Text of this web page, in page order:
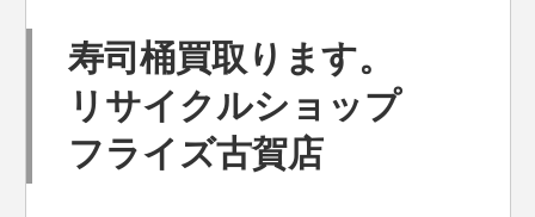
寿司桶買取ります。
リサイクルショップ
フライズ古賀店